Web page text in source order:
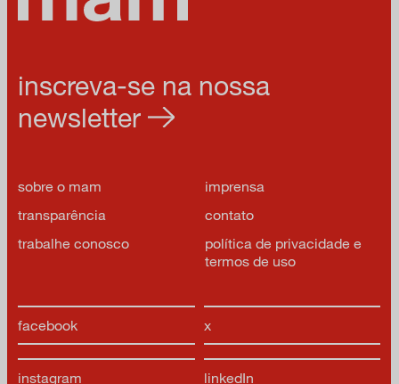
facebook x
instagram linkedIn
inscreva-se na nossa
newsletter
sobre o mam
imprensa
transparência
contato
trabalhe conosco
política de privacidade e
termos de uso